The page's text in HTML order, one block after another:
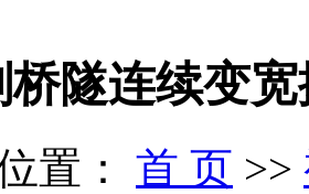
隧连续变
置： 首 页 >>